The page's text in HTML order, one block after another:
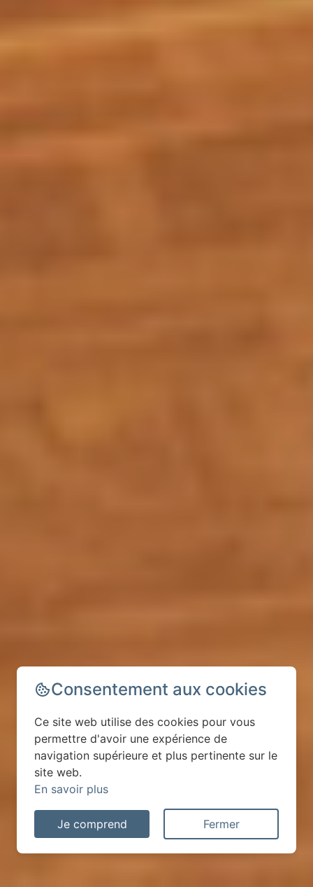
Consentement aux cookies
Ce site web utilise des cookies pour vous
permettre d'avoir une expérience de
navigation supérieure et plus pertinente sur le
site web.
En savoir plus
Je comprend Fermer